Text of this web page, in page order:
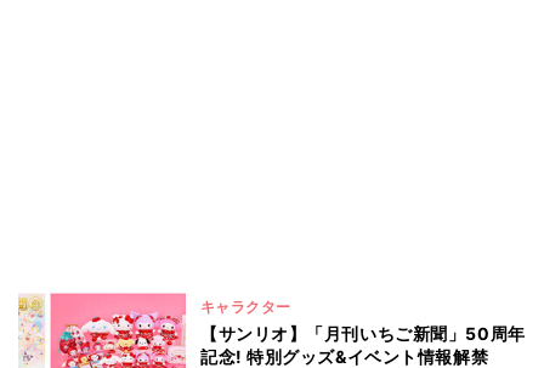
キャラクター
【サンリオ】「月刊いちご新聞」50周年
記念! 特別グッズ&イベント情報解禁